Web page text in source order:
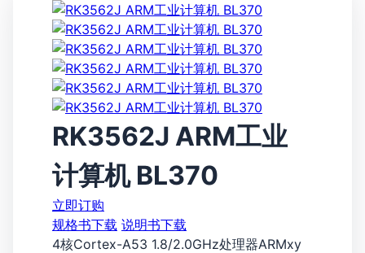
RK3562J ARM工业
计算机 BL370
立即订购
规格书下载 说明书下载
4核Cortex-A53 1.8/2.0GHz处理器ARMxy